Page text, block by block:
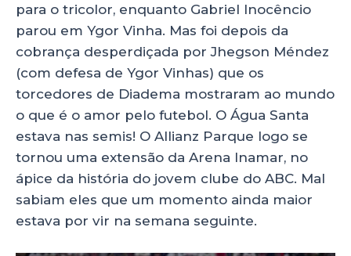
para o tricolor, enquanto Gabriel Inocêncio
parou em Ygor Vinha. Mas foi depois da
cobrança desperdiçada por Jhegson Méndez
(com defesa de Ygor Vinhas) que os
torcedores de Diadema mostraram ao mundo
o que é o amor pelo futebol. O Água Santa
estava nas semis! O Allianz Parque logo se
tornou uma extensão da Arena Inamar, no
ápice da história do jovem clube do ABC. Mal
sabiam eles que um momento ainda maior
estava por vir na semana seguinte.